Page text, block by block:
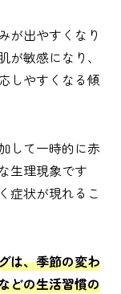
が出やすくなり
敏感になり、
しやすくなる傾
して一時的に赤
生理現象です
症状が現れるこ
は、季節の変わ
どの生活習慣の